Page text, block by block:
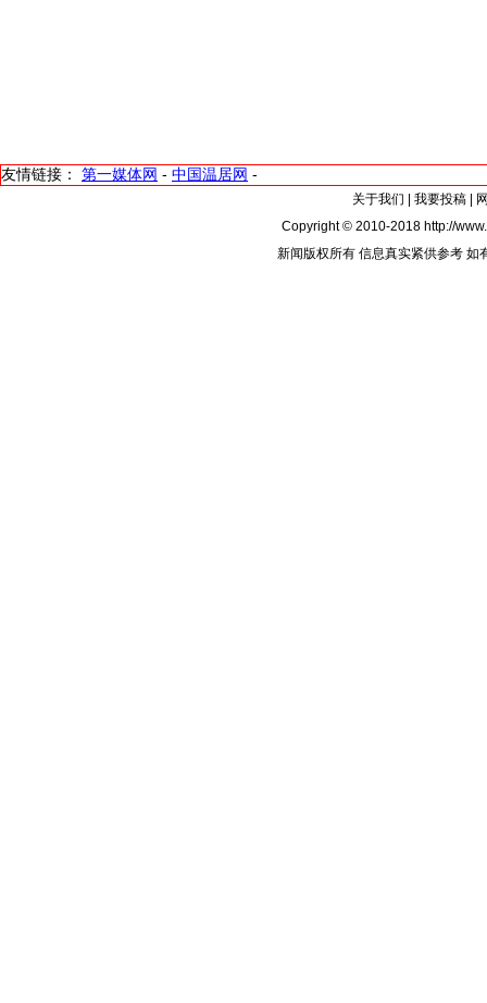
友情链接： 第一媒体网 - 中国温居网 -
关于我们 我要投稿|
Copyright © 2010-2018 http://
新闻版权所有 信息真实紧供参考